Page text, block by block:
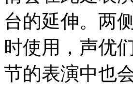
咖喱及1杯
公布物贩
的共同企
机舰娘卡
台的延伸。两
时使用，声优
节的表演中也